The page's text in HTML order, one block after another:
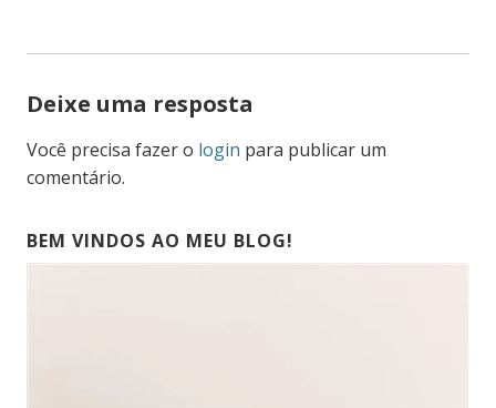
Deixe uma resposta
Você precisa fazer o login para publicar um
comentário.
BEM VINDOS AO MEU BLOG!